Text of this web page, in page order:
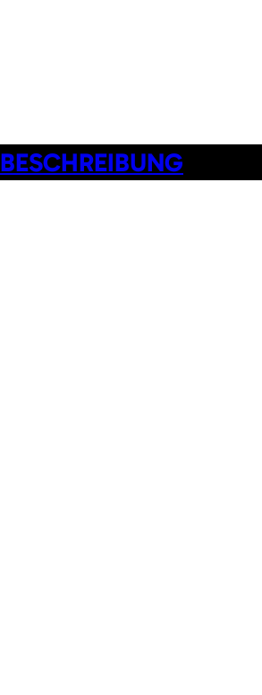
BESCHREIBUNG